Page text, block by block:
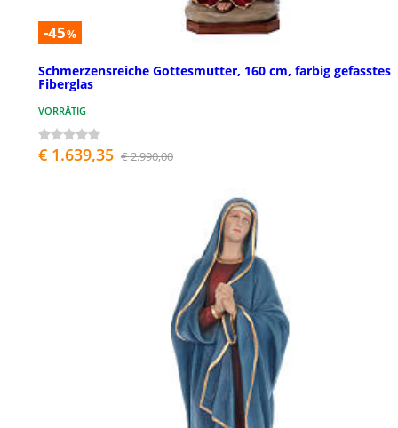
-45%
Schmerzensreiche Gottesmutter, 160 cm, farbig gefasstes
Fiberglas
VORRÄTIG
€ 1.639,35 € 2.990,00